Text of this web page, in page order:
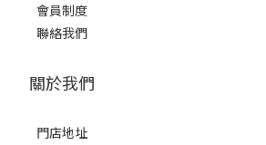
會員制度
聯絡我們
關於我們
門店地址